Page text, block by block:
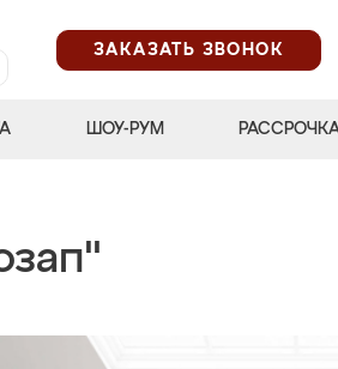
ЗАКАЗАТЬ ЗВОНОК
ШОУ-РУМ